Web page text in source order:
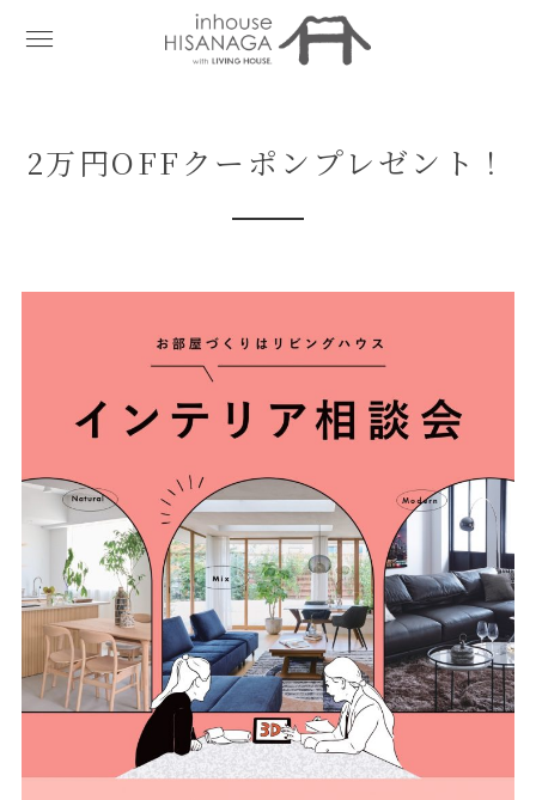
2万円OFFクーポンプレゼント！